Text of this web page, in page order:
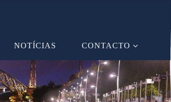
NOTÍCIAS CONTACTO